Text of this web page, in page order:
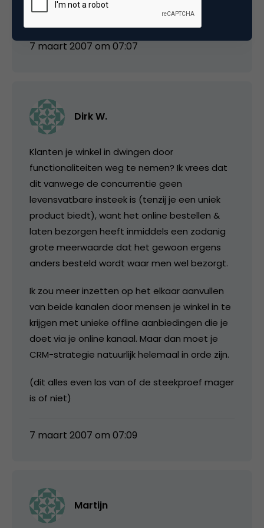
een beetje veel sceptisch over…
7 maart 2007 om 07:07
Dirk W.
Klanten je winkel in dwingen door
functionaliteiten weg te nemen? Ik vrees dat
dit vanwege de concurrentie geen
levensvatbare insteek is (tenzij je een uniek
product biedt), want het online bestellen &
laten bezorgen heeft inmiddels een zodanig
grote meerwaarde dat het gewoon ergens
anders besteld wordt waar men wel bezorgt.
Ik zou meer inzetten op het elkaar aanvullen
van beide kanalen door mensen je winkel in te
krijgen met unieke offline aanbiedingen die je
doet via je online kanaal. Maar dan moet je
CRM-strategie natuurlijk helemaal in orde zijn.
(dit alles even los van of de steekproef mager
is of niet)
7 maart 2007 om 07:09
Martijn